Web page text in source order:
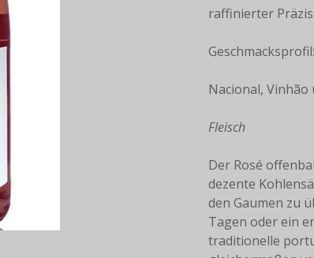
raffinierter
Fleisch
Der Rosé
dezente
den Gaumen zu
Tagen oder ein
traditionelle